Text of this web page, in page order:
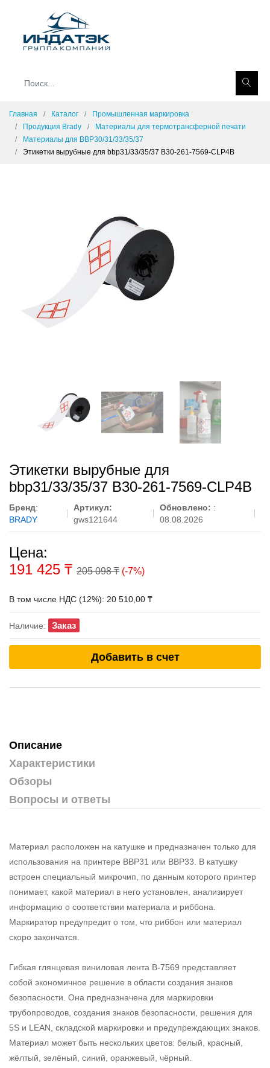
Главная Каталог
Промышленная маркировка
Продукция Brady
Материалы для термотрансферной печати
Материалы для BBP30/31/33/35/37
Этикетки вырубные для bbp31/33/35/37 B30-261-7569-CLP4B
Этикетки вырубные для
bbp31/33/35/37 B30-261-7569-CLP4B
Бренд:
BRADY
Артикул:
gws121644
Обновлено: :
08.08.2026
Цена:
191 425 ₸ 205 098 ₸ (-7%)
В том числе НДС (12%): 20 510,00 ₸
Наличие: Заказ
Добавить в счет
Описание
Характеристики
Обзоры
Вопросы и ответы
Материал расположен на катушке и предназначен только для
использования на принтере BBP31 или BBP33. В катушку
встроен специальный микрочип, по данным которого принтер
понимает, какой материал в него установлен, анализирует
информацию о соответствии материала и риббона.
Маркиратор предупредит о том, что риббон или материал
скоро закончатся.
Гибкая глянцевая виниловая лента B-7569 представляет
собой экономичное решение в области создания знаков
безопасности. Она предназначена для маркировки
трубопроводов, создания знаков безопасности, решения для
5S и LEAN, складской маркировки и предупреждающих знаков.
Материал может быть нескольких цветов: белый, красный,
жёлтый, зелёный, синий, оранжевый, чёрный.